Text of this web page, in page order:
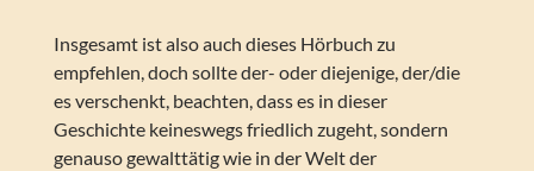
Insgesamt ist also auch dieses Hörbuch zu
empfehlen, doch sollte der- oder diejenige, der/die
es verschenkt, beachten, dass es in dieser
Geschichte keineswegs friedlich zugeht, sondern
genauso gewalttätig wie in der Welt der